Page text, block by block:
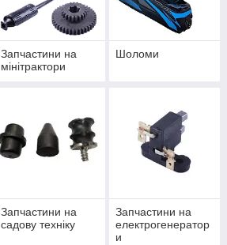
Запчастини на
мінітрактори
Шоломи
Запчастини на
садову техніку
Запчастини на
електрогенератор
и